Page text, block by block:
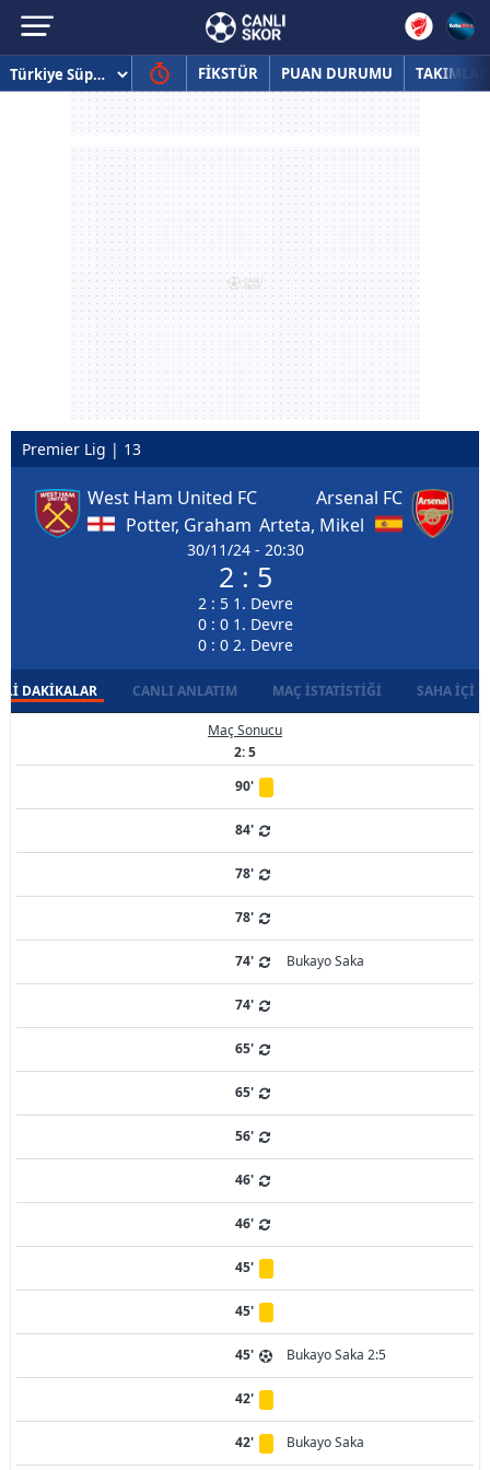
FİKSTÜR PUAN DURUMU TAKIMLAR
Premier Lig | 13
West Ham United FC
Potter, Graham
30/11/24 - 20:30
2 : 5
2 : 5 1. Devre
0 : 0 1. Devre
0 : 0 2. Devre
Arsenal FC
Arteta, Mikel
DAKIKALAR CANLI ANLATIM MAÇ İSTATISTIĞI SAHA İÇI
Maç Sonucu
2: 5
90'
84'
78'
78'
74' Bukayo Saka
74'
65'
65'
56'
46'
46'
45'
45'
45' Bukayo Saka 2:5
42'
42' Bukayo Saka